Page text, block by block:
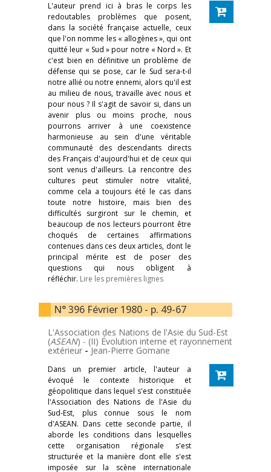
L'auteur prend ici à bras le corps les
redoutables problèmes que posent,
dans la société française actuelle, ceux
que l'on nomme les « allogènes », qui ont
quitté leur « Sud » pour notre « Nord ». Et
c'est bien en définitive un problème de
défense qui se pose, car le Sud sera-t-il
notre allié ou notre ennemi, alors qu'il est
au milieu de nous, travaille avec nous et
pour nous ? Il s'agit de savoir si, dans un
avenir plus ou moins proche, nous
pourrons arriver à une coexistence
harmonieuse au sein d'une véritable
communauté des descendants directs
des Français d'aujourd'hui et de ceux qui
sont venus d'ailleurs. La rencontre des
cultures peut stimuler notre vitalité,
comme cela a toujours été le cas dans
toute notre histoire, mais bien des
difficultés surgiront sur le chemin, et
beaucoup de nos lecteurs pourront être
choqués de certaines affirmations
contenues dans ces deux articles, dont le
principal mérite est de poser des
questions qui nous obligent à
réfléchir. Lire les premières lignes
N° 396 Février 1980 - p. 49-67
L'Association des Nations de l'Asie du Sud-Est
(ASEAN) - (II) Évolution interne et rayonnement
extérieur -Jean-Pierre Gomane
Dans un premier article, l'auteur a
évoqué le contexte historique et
géopolitique dans lequel s'est constituée
l'Association des Nations de l'Asie du
Sud-Est, plus connue sous le nom
d'ASEAN. Dans cette seconde partie, il
aborde les conditions dans lesquelles
cette organisation régionale s'est
structurée et la manière dont elle s'est
imposée sur la scène internationale